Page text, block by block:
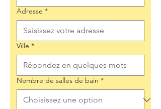
Adresse *
Ville *
Nombre de salles de bain *